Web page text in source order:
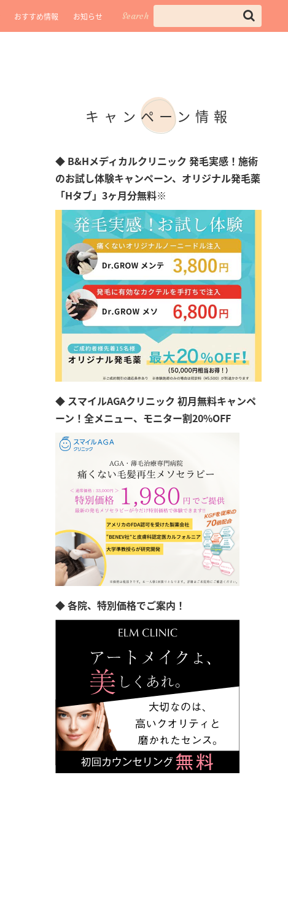
おすすめ情報 お知らせ Search
キャンペーン情報
◆ B&Hメディカルクリニック 発毛実感！施術
のお試し体験キャンペーン、オリジナル発毛薬
「Hタブ」3ヶ月分無料※
◆ スマイルAGAクリニック 初月無料キャンペ
ーン！全メニュー、モニター割20%OFF
◆ 各院、特別価格でご案内！